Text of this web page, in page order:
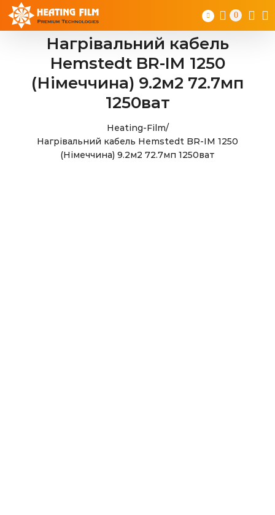
Skip
0
Нагрівальний кабель
Hemstedt BR-IM 1250
(Німеччина) 9.2м2 72.7мп
1250ват
Heating-Film/
Нагрівальний кабель Hemstedt BR-IM 1250
(Німеччина) 9.2м2 72.7мп 1250ват